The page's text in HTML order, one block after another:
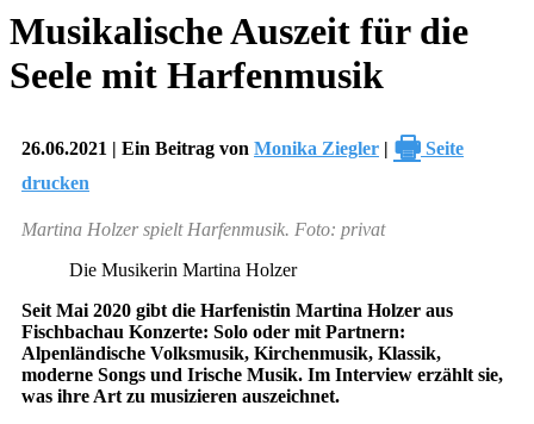
Musikalische Auszeit für die
Seele mit Harfenmusik
26.06.2021 | Ein Beitrag von Monika Ziegler | 🖶 Seite
drucken
Martina Holzer spielt Harfenmusik. Foto: privat
Die Musikerin Martina Holzer
Seit Mai 2020 gibt die Harfenistin Martina Holzer aus
Fischbachau Konzerte: Solo oder mit Partnern:
Alpenländische Volksmusik, Kirchenmusik, Klassik,
moderne Songs und Irische Musik. Im Interview erzählt sie,
was ihre Art zu musizieren auszeichnet.